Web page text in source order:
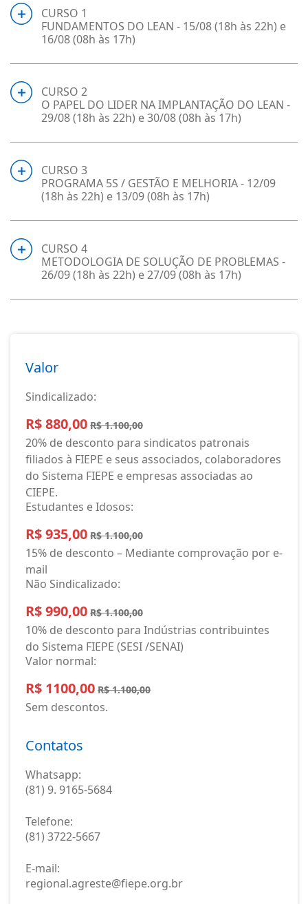
CURSO 1
FUNDAMENTOS DO LEAN - 15/08 (18h às 22h) e
16/08 (08h às 17h)
CURSO 2
O PAPEL DO LIDER NA IMPLANTAÇÃO DO LEAN -
29/08 (18h às 22h) e 30/08 (08h às 17h)
CURSO 3
PROGRAMA 5S / GESTÃO E MELHORIA - 12/09
(18h às 22h) e 13/09 (08h às 17h)
CURSO 4
METODOLOGIA DE SOLUÇÃO DE PROBLEMAS -
26/09 (18h às 22h) e 27/09 (08h às 17h)
Valor
Sindicalizado:
R$ 880,00 R$ 1.100,00
20% de desconto para sindicatos patronais
filiados à FIEPE e seus associados, colaboradores
do Sistema FIEPE e empresas associadas ao
CIEPE.
Estudantes e Idosos:
R$ 935,00 R$ 1.100,00
15% de desconto – Mediante comprovação por e-
mail
Não Sindicalizado:
R$ 990,00 R$ 1.100,00
10% de desconto para Indústrias contribuintes
do Sistema FIEPE (SESI /SENAI)
Valor normal:
R$ 1100,00 R$ 1.100,00
Sem descontos.
Contatos
Whatsapp:
(81) 9. 9165-5684
Telefone:
(81) 3722-5667
E-mail:
regional.agreste@fiepe.org.br